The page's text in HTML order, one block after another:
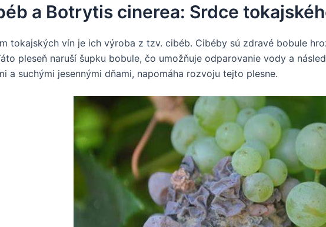
a Botrytis cinerea: Srdce
tokajských vín je ich výroba z tzv. cibéb. Cibéby sú zdravé bobule
pleseň naruší šupku bobule, čo umožňuje odparovanie vody a
a suchými jesennými dňami, napomáha rozvoju tejto plesne.